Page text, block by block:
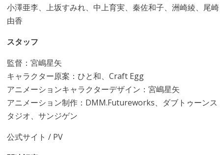
小澤亜李、上坂すみれ、中上育実、秦佐和子、洲崎綾、尾崎
由香
スタッフ
監督：宮嶋星矢
キャラクター原案：ひと和、Craft Egg
アニメーションキャラクターデザイン：宮嶋星矢
アニメーション制作：DMM.Futureworks、ダブトゥーンス
タジオ、サンジゲン
公式サイト / PV